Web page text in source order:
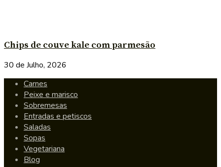
Chips de couve kale com parmesão
30 de Julho, 2026
Carnes
Peixe e marisco
Sobremesas
Entradas e petiscos
Saladas
Sopas
Vegetariana
Blog